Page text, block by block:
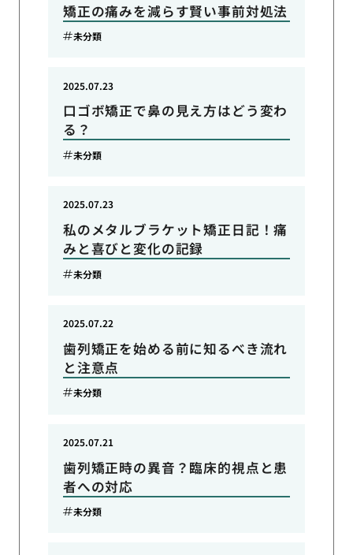
矯正の痛みを減らす賢い事前対処法
未分類
口ゴボ矯正で鼻の見え方はどう変わ
る？
2025.07.23
未分類
私のメタルブラケット矯正日記！痛
みと喜びと変化の記録
2025.07.23
未分類
歯列矯正を始める前に知るべき流れ
と注意点
2025.07.22
未分類
歯列矯正時の異音？臨床的視点と患
者への対応
2025.07.21
未分類